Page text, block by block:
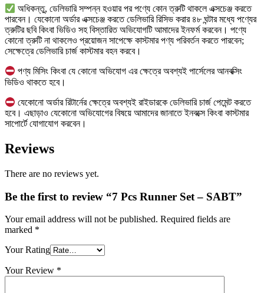
অধিকন্তু, ডেলিভারি সম্পন্ন হওয়ার পর পণ্যে কোন ত্রুটি থাকলে এক্সচেঞ্জ করতে
পারবেন। যেকোনো অর্ডার এক্সচেঞ্জ করতে ডেলিভারি রিসিভ করার ৪৮ ঘন্টার মধ্যে পণ্যের
ত্রুটির ছবি কিংবা ভিডিও সহ বিস্তারিত অভিযোগটি আমাদের ইনফর্ম করবেন। পণ্যে
কোনো ত্রুটি না থাকলেও প্রয়োজন সাপেক্ষে কাস্টমার পণ্য পরিবর্তন করতে পারবেন;
সেক্ষেত্রে ডেলিভারি চার্জ কাস্টমার বহন করবে।
পণ্য মিসিং কিংবা যে কোনো অভিযোগ এর ক্ষেত্রে অবশ্যই পার্সেলের আনবক্সিং
ভিডিও থাকতে হবে।
যেকোনো অর্ডার রিটার্নের ক্ষেত্রে অবশ্যই রাইডারকে ডেলিভারি চার্জ পেমেন্ট করতে
হবে। এছাড়াও যেকোনো অভিযোগের বিষয়ে আমাদের জানাতে ইনবক্সে কিংবা কাস্টমার
সাপোর্টে যোগাযোগ করবেন।
Reviews
There are no reviews yet.
Be the first to review “7 Pcs Runner Set – SABT”
Your email address will not be published. Required fields are
marked *
Your Rating
Your Review *